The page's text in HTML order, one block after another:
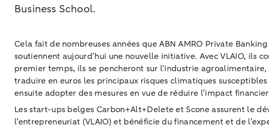
Business School.
Cela fait de nombreuses années que ABN AMRO Private
soutiennent aujourd’hui une nouvelle initiative. Avec VLAIO, ils
premier temps, ils se pencheront sur l’industrie
traduire en euros les principaux risques climatiques
ensuite adopter des mesures en vue de réduire l’impact
Les start-ups belges Carbon+Alt+Delete et Scone assurent le
l’entrepreneuriat (VLAIO) et bénéficie du financement et de